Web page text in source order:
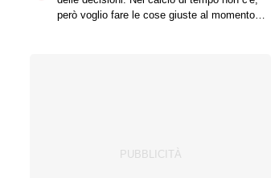
però voglio fare le cose giuste al momento